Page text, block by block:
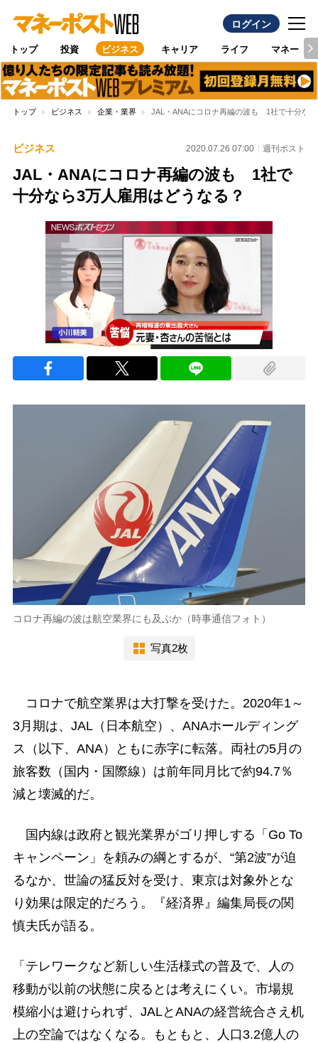
ログイン
トップ 投資 ビジネス キャリア ライフ マネー
トップ ビジネス 企業・業界 JAL・ANAにコロナ再編の波も 1社で十分な
ビジネス 2020.07.26 07:00 週刊ポスト
JAL・ANAにコロナ再編の波も 1社で
十分なら3万人雇用はどうなる？
コロナ再編の波は航空業界にも及ぶか（時事通信フォト）
写真2枚
コロナで航空業界は大打撃を受けた。2020年1～
3月期は、JAL（日本航空）、ANAホールディング
ス（以下、ANA）ともに赤字に転落。両社の5月の
旅客数（国内・国際線）は前年同月比で約94.7％
減と壊滅的だ。
国内線は政府と観光業界がゴリ押しする「Go To
キャンペーン」を頼みの綱とするが、“第2波”が迫
るなか、世論の猛反対を受け、東京は対象外とな
り効果は限定的だろう。『経済界』編集局長の関
慎夫氏が語る。
「テレワークなど新しい生活様式の普及で、人の
移動が以前の状態に戻るとは考えにくい。市場規
模縮小は避けられず、JALとANAの経営統合さえ机
上の空論ではなくなる。もともと、人口3.2億人の